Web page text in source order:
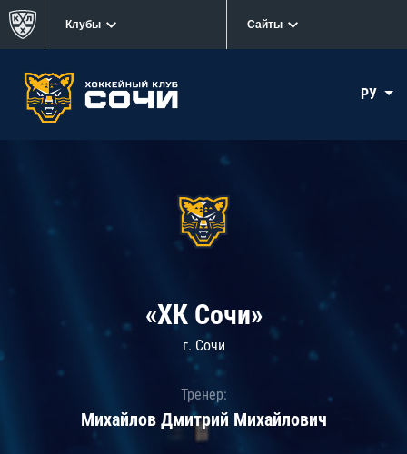
Клубы Сайты
РУ
«ХК Сочи»
г. Сочи
Тренер:
Михайлов Дмитрий Михайлович